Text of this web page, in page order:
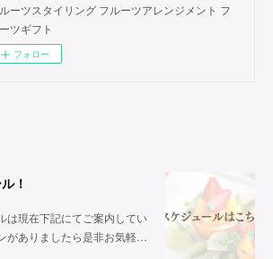
ーツスタイリング フルーツアレンジメント フ
ツギフト
フォロー
！
は現在下記にてご案内してい
がありましたら是非お気軽…